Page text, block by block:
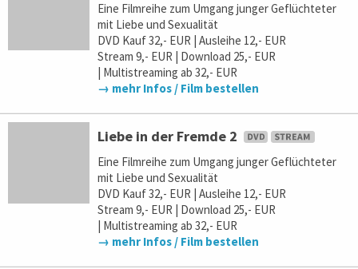
Eine Filmreihe zum Umgang junger Geflüchteter
mit Liebe und Sexualität
DVD Kauf 32,- EUR | Ausleihe 12,- EUR
Stream 9,- EUR | Download 25,- EUR
| Multistreaming ab 32,- EUR
→ mehr Infos / Film bestellen
Liebe in der Fremde 2
Eine Filmreihe zum Umgang junger Geflüchteter
mit Liebe und Sexualität
DVD Kauf 32,- EUR | Ausleihe 12,- EUR
Stream 9,- EUR | Download 25,- EUR
| Multistreaming ab 32,- EUR
→ mehr Infos / Film bestellen